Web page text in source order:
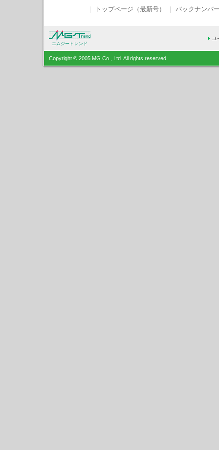
｜ トップページ（最新号） ｜ バックナンバ
エムジートレンド
Copyright © 2005 MG Co., Ltd. All rights reserved.